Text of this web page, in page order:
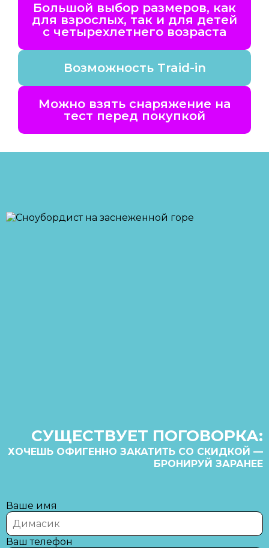
Большой выбор размеров, как
для взрослых, так и для детей
с четырехлетнего возраста
Возможность Traid-in
Можно взять снаряжение на
тест перед покупкой
СУЩЕСТВУЕТ ПОГОВОРКА:
ХОЧЕШЬ ОФИГЕННО ЗАКАТИТЬ СО СКИДКОЙ —
БРОНИРУЙ ЗАРАНЕЕ
Ваше имя
Ваш телефон